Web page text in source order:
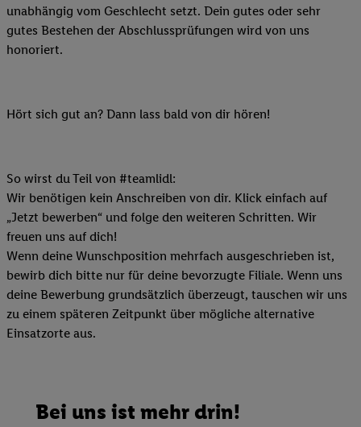
unabhängig vom Geschlecht setzt. Dein gutes oder sehr
gutes Bestehen der Abschlussprüfungen wird von uns
honoriert.
Hört sich gut an? Dann lass bald von dir hören!
So wirst du Teil von #teamlidl:
Wir benötigen kein Anschreiben von dir. Klick einfach auf
„Jetzt bewerben“ und folge den weiteren Schritten. Wir
freuen uns auf dich!
Wenn deine Wunschposition mehrfach ausgeschrieben ist,
bewirb dich bitte nur für deine bevorzugte Filiale. Wenn uns
deine Bewerbung grundsätzlich überzeugt, tauschen wir uns
zu einem späteren Zeitpunkt über mögliche alternative
Einsatzorte aus.
Bei uns ist mehr drin!